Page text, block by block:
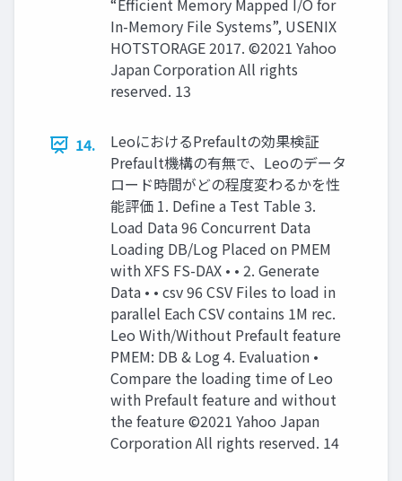
“Eﬃcient Memory Mapped I/O for
In-Memory File Systems”, USENIX
HOTSTORAGE 2017. ©2021 Yahoo
Japan Corporation All rights
reserved. 13
14.
LeoにおけるPrefaultの効果検証
Prefault機構の有無で、Leoのデータ
ロード時間がどの程度変わるかを性
能評価 1. Define a Test Table 3.
Load Data 96 Concurrent Data
Loading DB/Log Placed on PMEM
with XFS FS-DAX • • 2. Generate
Data • • csv 96 CSV Files to load in
parallel Each CSV contains 1M rec.
Leo With/Without Prefault feature
PMEM: DB & Log 4. Evaluation •
Compare the loading time of Leo
with Prefault feature and without
the feature ©2021 Yahoo Japan
Corporation All rights reserved. 14